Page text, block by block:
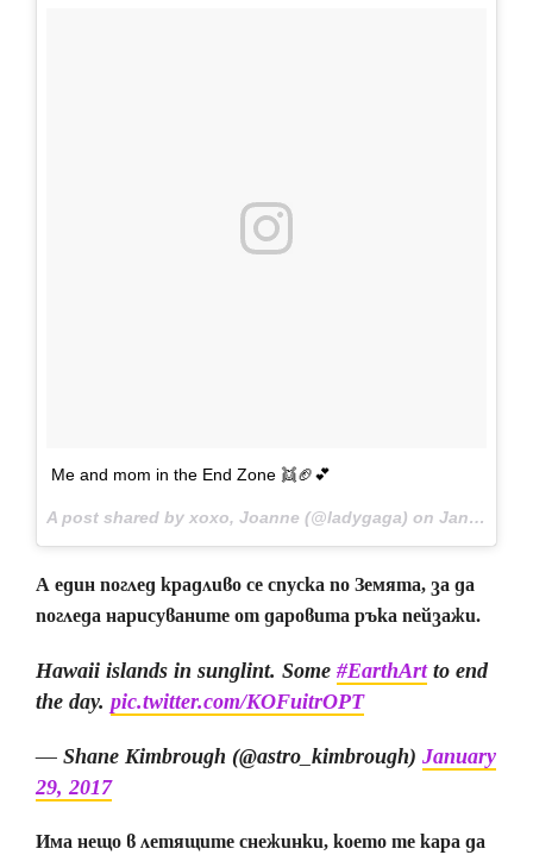
Me and mom in the End Zone 👯🏈💕
A post shared by xoxo, Joanne (@ladygaga) on Jan 30, 2017 at 1:00pm PST
А един поглед крадливо се спуска по Земята, за да
погледа нарисуваните от даровита ръка пейзажи.
Hawaii islands in sunglint. Some #EarthArtto end
the day. pic.twitter.com/KOFuitrOPT
— Shane Kimbrough (@astro_kimbrough) January
29, 2017
Има нещо в летящите снежинки, което те кара да